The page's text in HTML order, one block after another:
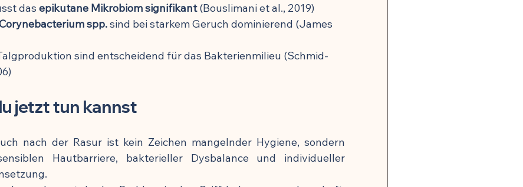
das epikutane Mikrobiom signifikant (Bouslimani et al., 2019)
spp. sind bei starkem Geruch dominierend (James
sind entscheidend für das Bakterienmilieu (Schmid-
jetzt tun kannst
nach der Rasur ist kein Zeichen mangelnder Hygiene, sondern
Hautbarriere, bakterieller Dysbalance und individueller